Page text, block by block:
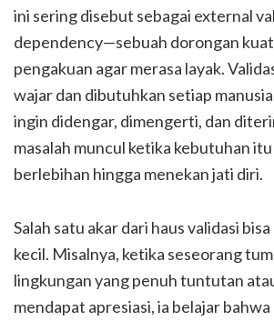
ini sering disebut sebagai external
dependency—sebuah dorongan
pengakuan agar merasa layak.
wajar dan dibutuhkan setiap
ingin didengar, dimengerti, dan
masalah muncul ketika kebutuhan
berlebihan hingga menekan jati diri.
Salah satu akar dari haus validasi
kecil. Misalnya, ketika seseorang
lingkungan yang penuh tuntutan
mendapat apresiasi, ia belajar